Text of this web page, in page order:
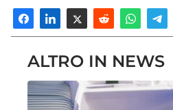
ALTRO IN NEWS